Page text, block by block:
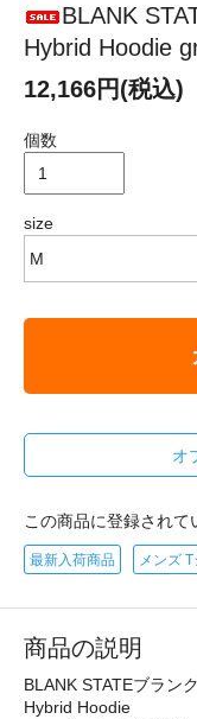
BLANK
Hybrid Hoodie
12,166円(税込)
個数
size
オ
この商品に登録されて
最新入荷商品 メンズ
商品の説明
BLANK STATEブラン
Hybrid Hoodie